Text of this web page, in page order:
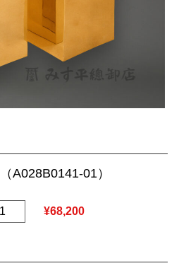
（A028B0141-01）
¥68,200